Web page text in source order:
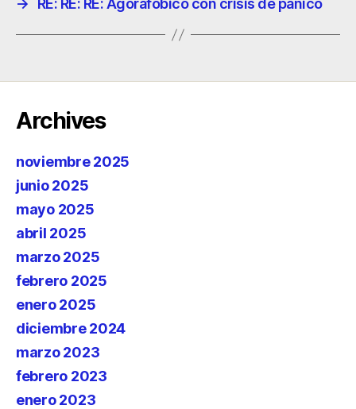
→
RE: RE: RE: Agorafobico con crisis de pánico
Archives
noviembre 2025
junio 2025
mayo 2025
abril 2025
marzo 2025
febrero 2025
enero 2025
diciembre 2024
marzo 2023
febrero 2023
enero 2023